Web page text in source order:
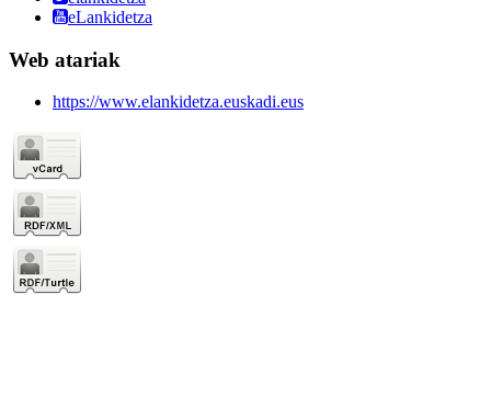
eLankidetza
Web atariak
https://www.elankidetza.euskadi.eus